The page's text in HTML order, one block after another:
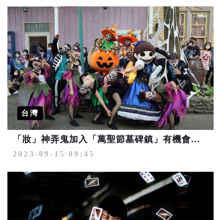
台灣
「妝」神弄鬼加入「萬聖節墓碑鎮」有機會享超低門票優惠
2023-09-15 09:45